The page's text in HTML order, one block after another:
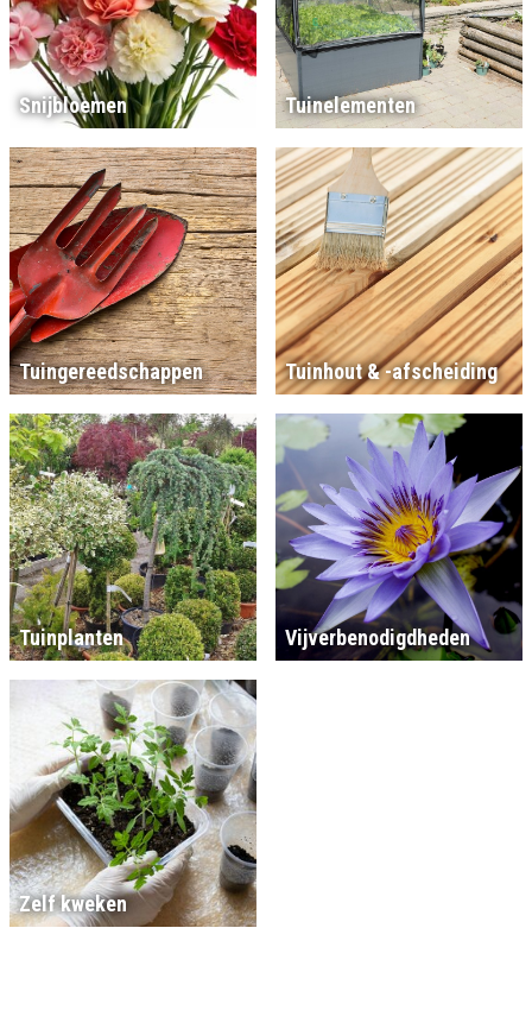
Snijbloemen Tuinelementen
Tuingereedschappen Tuinhout & -afscheiding
Tuinplanten Vijverbenodigdheden
Zelf kweken